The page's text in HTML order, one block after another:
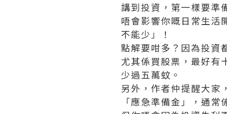
講到投資，第一樣要準
唔會影響你嘅日常生活
不能少」！
點解要咁多？因為投資
尤其係買股票，最好有
少過五萬蚊。
另外，作者仲提醒大家
「應急準備金」，通